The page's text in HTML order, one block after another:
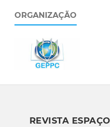
ORGANIZAÇÃO
REVISTA